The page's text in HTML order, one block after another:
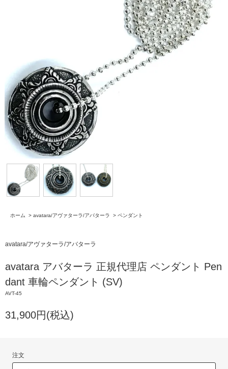
ホーム > avatara/アヴァターラ/アバターラ > ペンダント
avatara/アヴァターラ/アバターラ
avatara アバターラ 正規代理店 ペンダント Pen
dant 車輪ペンダント (SV)
AVT-45
31,900円(税込)
注文